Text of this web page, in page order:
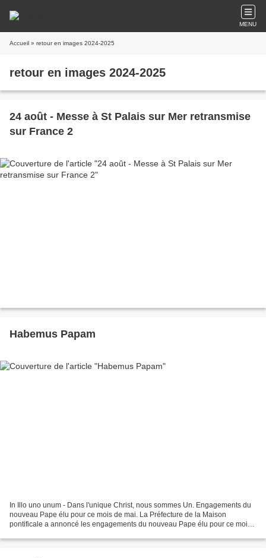
MENU
Accueil » retour en images 2024-2025
retour en images 2024-2025
24 août - Messe à St Palais sur Mer retransmise
sur France 2
Habemus Papam
In Illo uno unum - Dans l'unique Christ, nous sommes Un. Engagements du
nouveau Pape élu pour ce mois de mai. La Préfecture de la Maison
pontificale a annoncé les engagements du nouveau Pape élu pour ce mois